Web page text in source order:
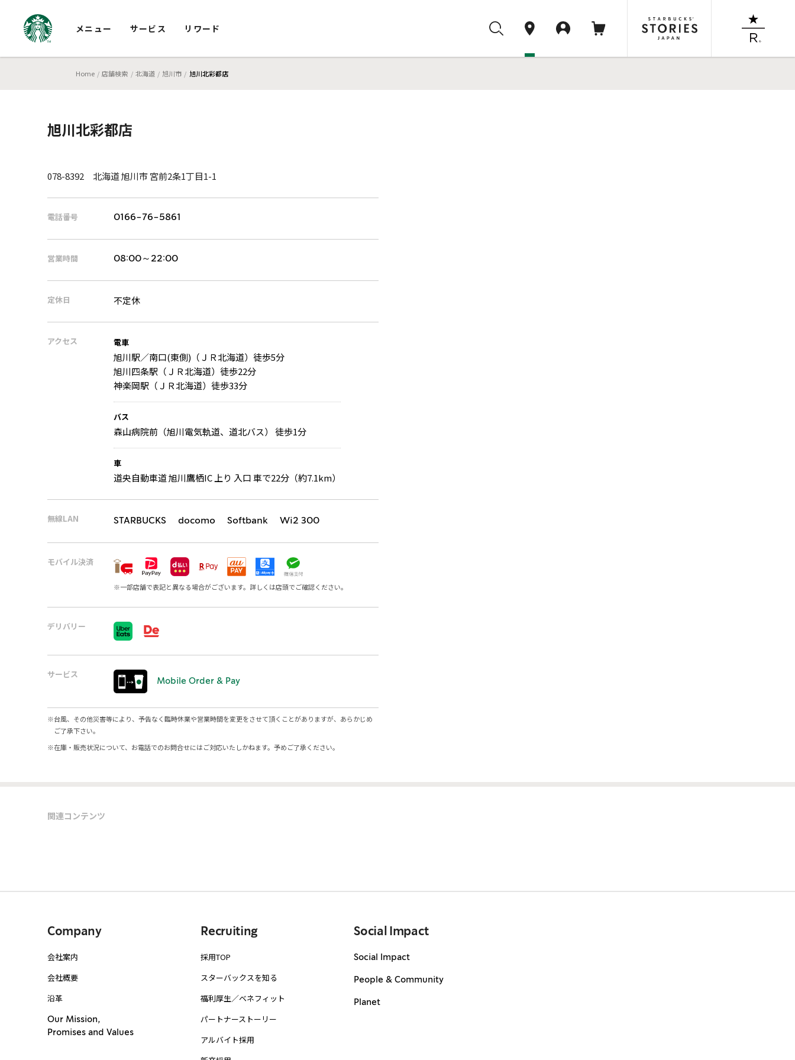
メニュー サービス リワード
Home 店舗検索 北海道 旭川市 旭川北彩都店
旭川北彩都店
078-8392 北海道 旭川市 宮前2条1丁目1-1
電話番号 0166-76-5861
営業時間 08:00～22:00
定休日 不定休
アクセス 電車
旭川駅／南口(東側)（ＪＲ北海道）徒歩5分
旭川四条駅（ＪＲ北海道）徒歩22分
神楽岡駅（ＪＲ北海道）徒歩33分
バス
森山病院前（旭川電気軌道、道北バス） 徒歩1分
車
道央自動車道 旭川鷹栖IC 上り 入口 車で22分（約7.1km）
無線LAN STARBUCKS docomo Softbank Wi2 300
モバイル決済
※一部店舗で表記と異なる場合がございます。詳しくは店頭でご確認ください。
デリバリー
サービス
Mobile Order & Pay
※台風、その他災害等により、予告なく臨時休業や営業時間を変更をさせて頂くことがありますが、あらかじめ
ご了承下さい。
※在庫・販売状況について、お電話でのお問合せにはご対応いたしかねます。予めご了承ください。
関連コンテンツ
Company
会社案内
会社概要
沿革
Our Mission,
Promises and Values
Recruiting
採用TOP
スターバックスを知る
福利厚生／ベネフィット
パートナーストーリー
アルバイト採用
Social Impact
Social Impact
People & Community
Planet